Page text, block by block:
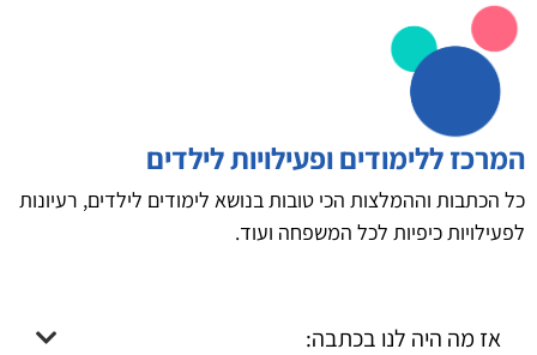
המרכז ללימודים ופעילויות לילדים
כל הכתבות וההמלצות הכי טובות בנושא לימודים לילדים, רעיונות
לפעילויות כיפיות לכל המשפחה ועוד.
אז מה היה לנו בכתבה: